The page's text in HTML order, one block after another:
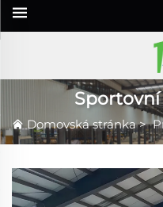
Domovská stránka>